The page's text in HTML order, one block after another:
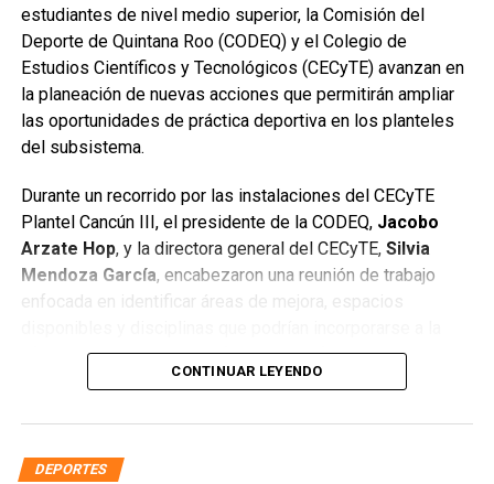
estudiantes de nivel medio superior, la Comisión del
Deporte de Quintana Roo (CODEQ) y el Colegio de
Estudios Científicos y Tecnológicos (CECyTE) avanzan en
la planeación de nuevas acciones que permitirán ampliar
las oportunidades de práctica deportiva en los planteles
del subsistema.
Durante un recorrido por las instalaciones del CECyTE
Plantel Cancún III, el presidente de la CODEQ, Jacobo
Arzate Hop, y la directora general del CECyTE, Silvia
Mendoza García, encabezaron una reunión de trabajo
enfocada en identificar áreas de mejora, espacios
oferta extracurricular para fortalecer la formación integral
de la juventud quintanarroense.
CONTINUAR LEYENDO
DEPORTES